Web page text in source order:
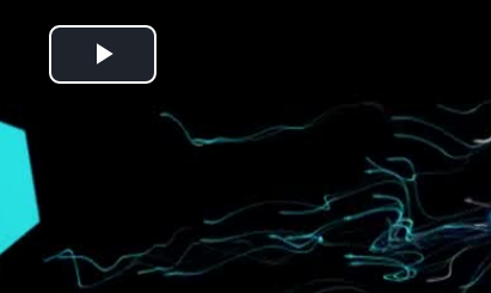
Prehrať
video